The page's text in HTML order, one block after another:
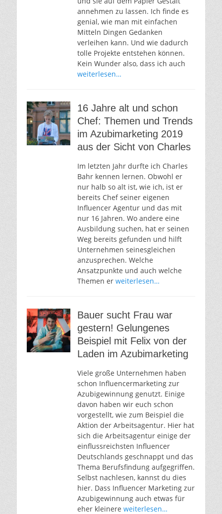
annehmen zu lassen. Ich finde es
genial, wie man mit einfachen
Mitteln Dingen Gedanken
verleihen kann. Und wie dadurch
tolle Projekte entstehen können.
Kein Wunder also, dass ich auch
weiterlesen…
16 Jahre alt und schon
Chef: Themen und Trends
im Azubimarketing 2019
aus der Sicht von Charles
Im letzten Jahr durfte ich Charles
Bahr kennen lernen. Obwohl er
nur halb so alt ist, wie ich, ist er
bereits Chef seiner eigenen
Influencer Agentur und das mit
nur 16 Jahren. Wo andere eine
Ausbildung suchen, hat er seinen
Weg bereits gefunden und hilft
Unternehmen seinesgleichen
anzusprechen. Welche
Ansatzpunkte und auch welche
Themen er weiterlesen…
Bauer sucht Frau war
gestern! Gelungenes
Beispiel mit Felix von der
Laden im Azubimarketing
Viele große Unternehmen haben
schon Influencermarketing zur
Azubigewinnung genutzt. Einige
davon haben wir euch schon
vorgestellt, wie zum Beispiel die
Aktion der Arbeitsagentur. Hier hat
sich die Arbeitsagentur einige der
einflussreichsten Influencer
Deutschlands geschnappt und das
Thema Berufsfindung aufgegriffen.
Selbst nachlesen, kannst du dies
hier. Dass Influencer Marketing zur
Azubigewinnung auch etwas für
eher kleinere weiterlesen…